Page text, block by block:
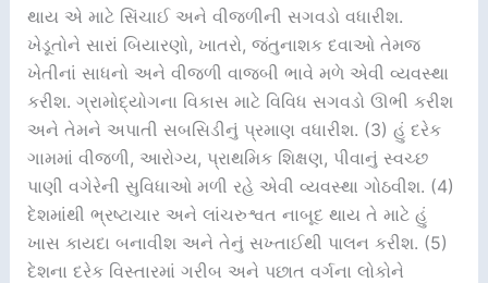
થાય એ માટે સિંચાઈ અને વીજળીની સગવડો વધારીશ.
ખેડૂતોને સારાં બિયારણો, ખાતરો, જંતુનાશક દવાઓ તેમજ
ખેતીનાં સાધનો અને વીજળી વાજબી ભાવે મળે એવી વ્યવસ્થા
કરીશ. ગ્રામોદ્યોગના વિકાસ માટે વિવિધ સગવડો ઊભી કરીશ
અને તેમને અપાતી સબસિડીનું પ્રમાણ વધારીશ. (3) હું દરેક
ગામમાં વીજળી, આરોગ્ય, પ્રાથમિક શિક્ષણ, પીવાનું સ્વચ્છ
પાણી વગેરેની સુવિધાઓ મળી રહે એવી વ્યવસ્થા ગોઠવીશ. (4)
દેશમાંથી ભ્રષ્ટાચાર અને લાંચરુશ્વત નાબૂદ થાય તે માટે હું
ખાસ કાયદા બનાવીશ અને તેનું સખ્તાઈથી પાલન કરીશ. (5)
દેશના દરેક વિસ્તારમાં ગરીબ અને પછાત વર્ગના લોકોને